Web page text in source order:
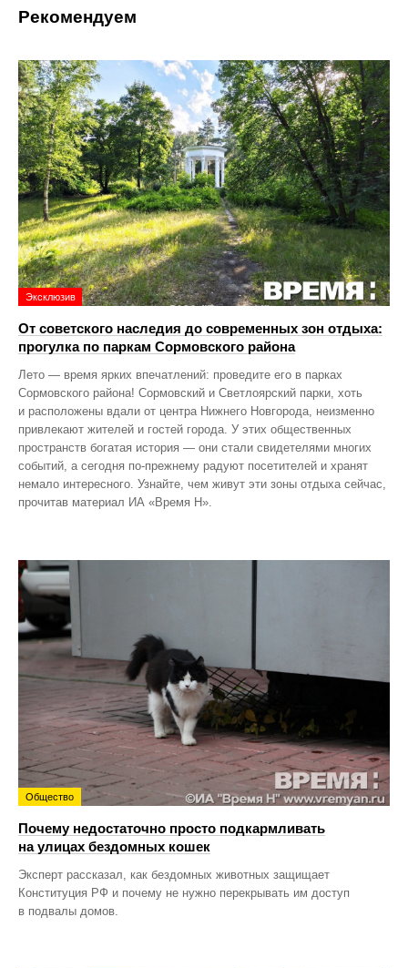
Рекомендуем
Эксклюзив
От советского наследия до современных зон отдыха:
прогулка по паркам Сормовского района
Лето — время ярких впечатлений: проведите его в парках
Сормовского района! Сормовский и Светлоярский парки, хоть
и расположены вдали от центра Нижнего Новгорода, неизменно
привлекают жителей и гостей города. У этих общественных
пространств богатая история — они стали свидетелями многих
событий, а сегодня по‑прежнему радуют посетителей и хранят
немало интересного. Узнайте, чем живут эти зоны отдыха сейчас,
прочитав материал ИА «Время Н».
Общество
Почему недостаточно просто подкармливать
на улицах бездомных кошек
Эксперт рассказал, как бездомных животных защищает
Конституция РФ и почему не нужно перекрывать им доступ
в подвалы домов.